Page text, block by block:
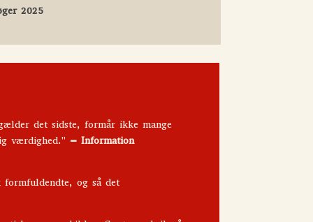
2025
det sidste, formår ikke mange
værdighed." – Information
og så det